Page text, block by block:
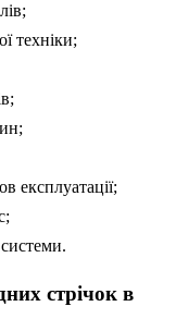
техніки;
експлуатації;
стрічок в